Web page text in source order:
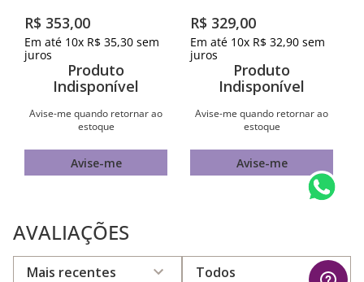
BRINCO ESTRELA COM 4
PONTAS DE PRATA
MACIÇA 925 COM
R$ 353,00
10xR$ 35,30
Avise-me quando retornar ao
estoque
BRINCO CORAÇÃO DE
PRATA MACIÇA 925 COM
ZIRCÔNIAS
R$ 329,00
10xR$ 32,90
sem
estoque